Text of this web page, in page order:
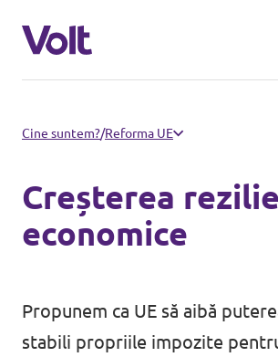
Suntem prezenți în
Volt Olanda
Politici
Oameni
Cine suntem?/Reforma UE
Creșterea
economice
Propunem ca UE să aibă
stabili propriile impozite